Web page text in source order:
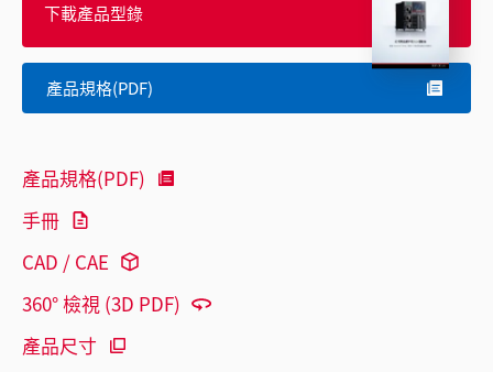
下載產品型錄
產品規格(PDF)
產品規格(PDF)
手冊
CAD / CAE
360° 檢視 (3D PDF)
產品尺寸